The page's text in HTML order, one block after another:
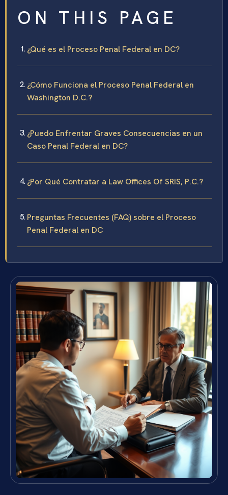
ON THIS PAGE
¿Qué es el Proceso Penal Federal en DC?
¿Cómo Funciona el Proceso Penal Federal en
Washington D.C.?
¿Puedo Enfrentar Graves Consecuencias en un
Caso Penal Federal en DC?
¿Por Qué Contratar a Law Offices Of SRIS, P.C.?
Preguntas Frecuentes (FAQ) sobre el Proceso
Penal Federal en DC